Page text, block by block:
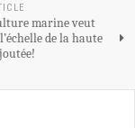
marine veut
de la haute